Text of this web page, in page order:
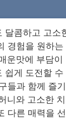
달콤하고 고소
경험을 원하
운맛에 부담
쉽게 도전할
들과 함께 즐
니와 고소한
다른 매력을